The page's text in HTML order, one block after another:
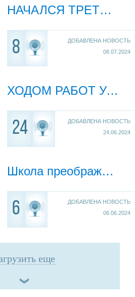
НАЧАЛСЯ ТРЕТИЙ ЭТАП
8
ДОБАВЛЕНА НОВОСТЬ
08.07.2024
ХОДОМ РАБОТ УДОВЛЕТВОРЕНЫ!
24
ДОБАВЛЕНА НОВОСТЬ
24.06.2024
Школа преображается
6
ДОБАВЛЕНА НОВОСТЬ
06.06.2024
еще